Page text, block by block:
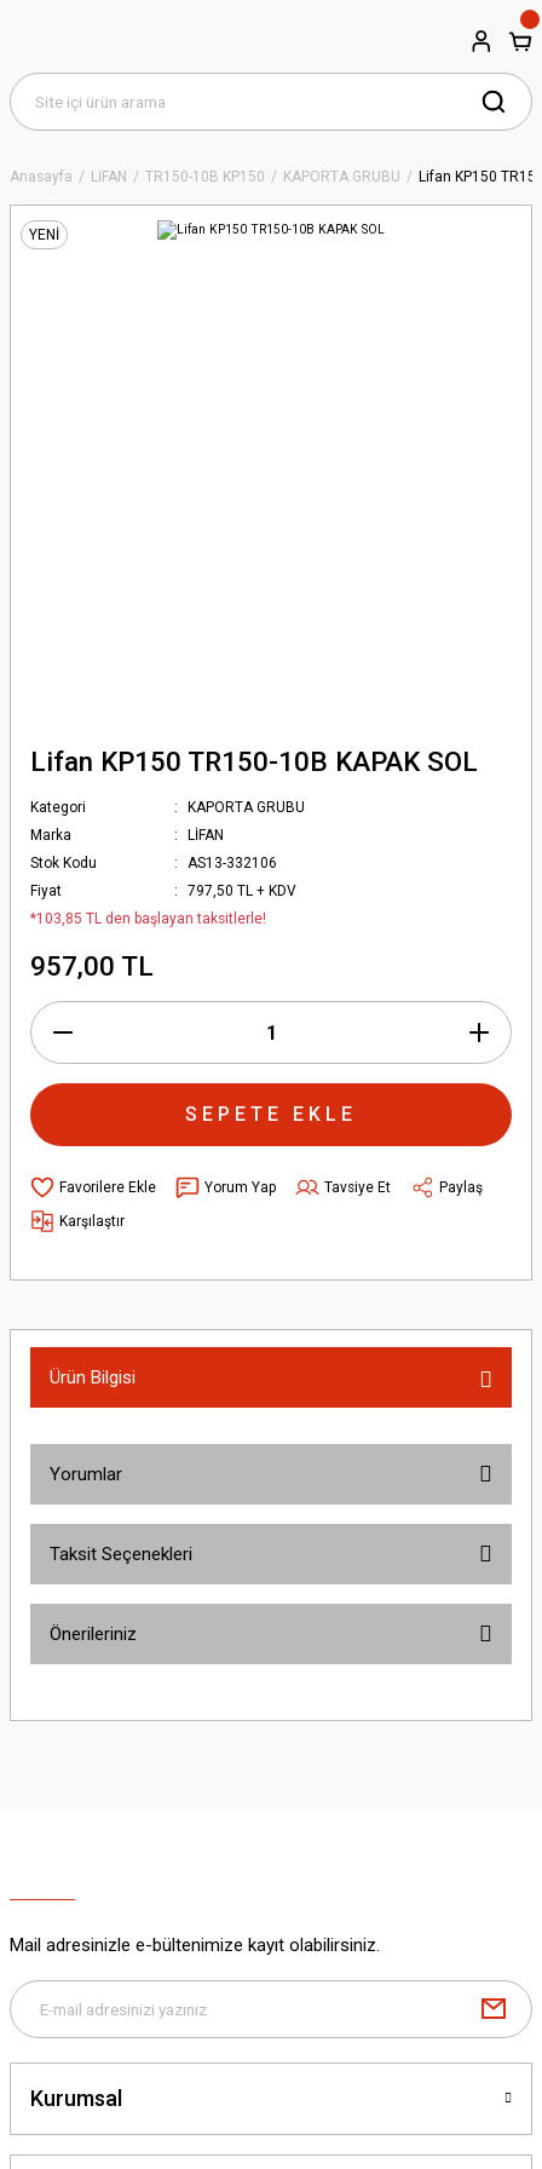
Anasayfa LİFAN TR150-10B KP150 KAPORTA GRUBU Lifan KP150
YENİ
Lifan KP150 TR150-10B KAPAK SOL
Kategori
KAPORTA GRUBU
Marka
LİFAN
Stok Kodu
AS13-332106
Fiyat
797,50 TL + KDV
*103,85 TL den başlayan taksitlerle!
957,00 TL
SEPETE EKLE
Yorum Yap Tavsiye Et
Paylaş
Karşılaştır
Ürün Bilgisi
Yorumlar
Taksit Seçenekleri
Önerileriniz
yetersiz gördüğünüz noktaları öneri formunu kullanarak tarafımıza
Bu ürüne benzer farklı alternatifler olmalı.
Mail adresinizle e-bültenimize kayıt olabilirsiniz.
Kurumsal